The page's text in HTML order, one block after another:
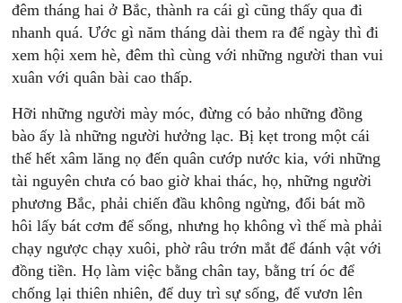
đêm tháng hai ở Bắc, thành ra cái gì cũng thấy qua đi
nhanh quá. Ước gì năm tháng dài them ra để ngày thì đi
xem hội xem hè, đêm thì cùng với những người than vui
xuân với quân bài cao thấp.
Hỡi những người mày móc, đừng có bảo những đồng
bào ấy là những người hưởng lạc. Bị kẹt trong một cái
thế hết xâm lăng nọ đến quân cướp nước kia, với những
tài nguyên chưa có bao giờ khai thác, họ, những người
phương Bắc, phải chiến đầu không ngừng, đổi bát mồ
hôi lấy bát cơm để sống, nhưng họ không vì thế mà phải
chạy ngược chạy xuôi, phờ râu trớn mắt để đánh vật với
đồng tiền. Họ làm việc bằng chân tay, bằng trí óc để
chống lại thiên nhiên, để duy trì sự sống, để vươn lên